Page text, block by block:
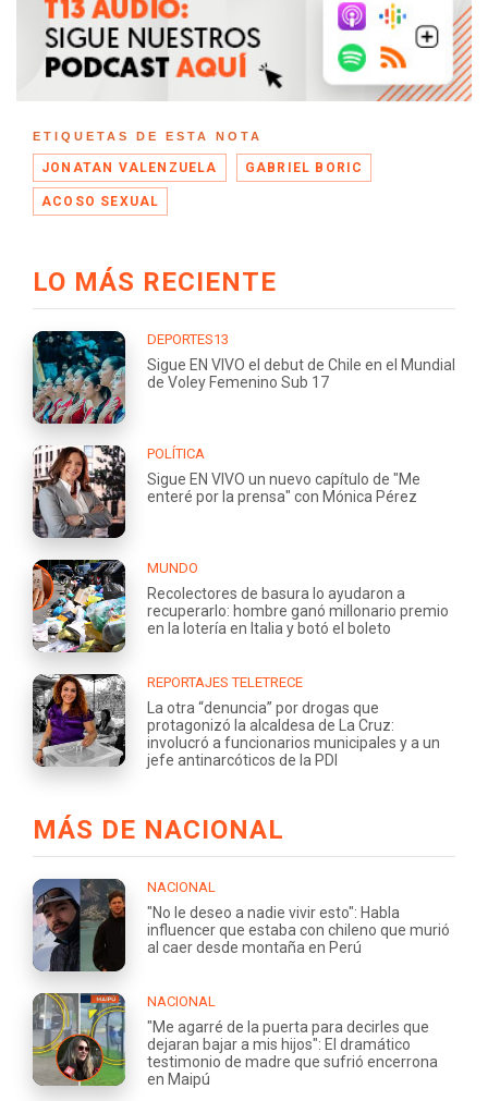
ETIQUETAS DE ESTA NOTA
JONATAN VALENZUELA GABRIEL BORIC
ACOSO SEXUAL
LO MÁS RECIENTE
DEPORTES13
Sigue EN VIVO el debut de Chile en el Mundial
de Voley Femenino Sub 17
POLÍTICA
Sigue EN VIVO un nuevo capítulo de "Me
enteré por la prensa" con Mónica Pérez
MUNDO
Recolectores de basura lo ayudaron a
recuperarlo: hombre ganó millonario premio
en la lotería en Italia y botó el boleto
REPORTAJES TELETRECE
La otra “denuncia” por drogas que
protagonizó la alcaldesa de La Cruz:
involucró a funcionarios municipales y a un
jefe antinarcóticos de la PDI
MÁS DE NACIONAL
NACIONAL
"No le deseo a nadie vivir esto": Habla
influencer que estaba con chileno que murió
al caer desde montaña en Perú
NACIONAL
"Me agarré de la puerta para decirles que
dejaran bajar a mis hijos": El dramático
testimonio de madre que sufrió encerrona
en Maipú